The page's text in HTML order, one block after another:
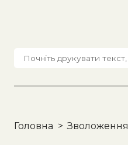
Головна Зволоження